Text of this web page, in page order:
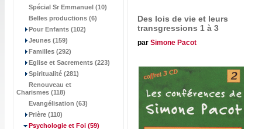
Spécial Sr Emmanuel (10)
Belles productions (6)
Pour Enfants (102)
Jeunes (159)
Familles (292)
Eglise et Sacrements (223)
Spiritualité (281)
Renouveau et
Charismes (118)
Evangélisation (63)
Prière (110)
Psychologie et Foi (59)
Des lois de vie et leurs
transgressions 1 à 3
par Simone Pacot